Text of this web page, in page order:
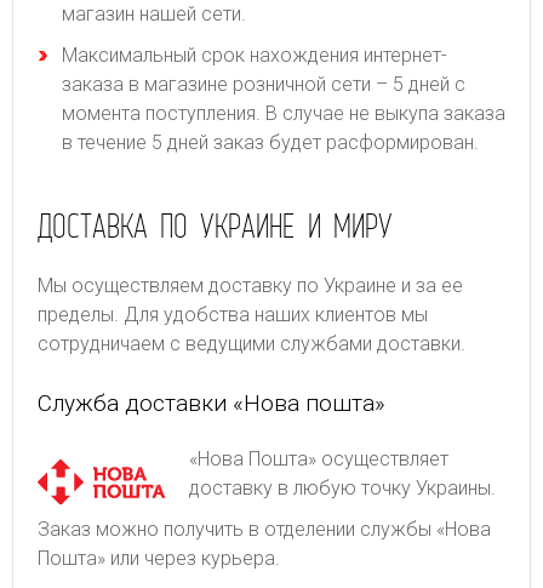
магазин нашей сети.
Максимальный срок нахождения интернет-
заказа в магазине розничной сети – 5 дней с
момента поступления. В случае не выкупа заказа
в течение 5 дней заказ будет расформирован.
ДОСТАВКА ПО УКРАИНЕ И МИРУ
Мы осуществляем доставку по Украине и за ее
пределы. Для удобства наших клиентов мы
сотрудничаем с ведущими службами доставки.
Служба доставки «Нова пошта»
«Нова Пошта» осуществляет
доставку в любую точку Украины.
Заказ можно получить в отделении службы «Нова
Пошта» или через курьера.